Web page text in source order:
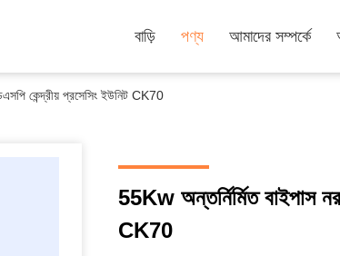
বাড়ি পণ্য আমাদের সম্পর্কে
কেন্দ্রীয় প্রসেসিং ইউনিট CK70
55Kw অন্তর্নির্মিত বাইপাস
CK70